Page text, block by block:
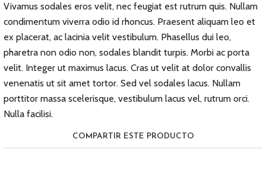
Vivamus sodales eros velit, nec feugiat est rutrum quis. Nullam
condimentum viverra odio id rhoncus. Praesent aliquam leo et
ex placerat, ac lacinia velit vestibulum. Phasellus dui leo,
pharetra non odio non, sodales blandit turpis. Morbi ac porta
velit. Integer ut maximus lacus. Cras ut velit at dolor convallis
venenatis ut sit amet tortor. Sed vel sodales lacus. Nullam
porttitor massa scelerisque, vestibulum lacus vel, rutrum orci.
Nulla facilisi.
COMPARTIR ESTE PRODUCTO